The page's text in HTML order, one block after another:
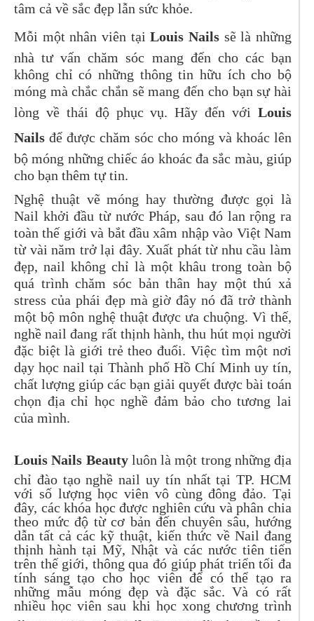
tâm cả về sắc đẹp lẫn sức khỏe.
Mỗi một nhân viên tạiLouis Nails sẽ là những
nhà tư vấn chăm sóc mang đến cho các bạn
không chỉ có những thông tin hữu ích cho bộ
móng mà chắc chắn sẽ mang đến cho bạn sự hài
lòng về thái độ phục vụ. Hãy đến với Louis
Nails để được chăm sóc cho móng và khoác lên
bộ móng những chiếc áo khoác đa sắc màu, giúp
cho bạn thêm tự tin.
Nghệ thuật vẽ móng hay thường được gọi là
Nail khởi đầu từ nước Pháp, sau đó lan rộng ra
toàn thế giới và bắt đầu xâm nhập vào Việt Nam
từ vài năm trở lại đây. Xuất phát từ nhu cầu làm
đẹp, nail không chỉ là một khâu trong toàn bộ
quá trình chăm sóc bản thân hay một thú xả
stress của phái đẹp mà giờ đây nó đã trở thành
một bộ môn nghệ thuật được ưa chuộng. Vì thế,
nghề nail đang rất thịnh hành, thu hút mọi người
đặc biệt là giới trẻ theo đuổi. Việc tìm một nơi
dạy học nail tại Thành phố Hồ Chí Minh uy tín,
chất lượng giúp các bạn giải quyết được bài toán
chọn địa chỉ học nghề đảm bảo cho tương lai
của mình.
Louis Nails Beautyluôn là một trong những địa
chỉ đào tạo nghề nail uy tín nhất tại TP. HCM
với số lượng học viên vô cùng đông đảo. Tại
đây, các khóa học được nghiên cứu và phân chia
theo mức độ từ cơ bản đến chuyên sâu, hướng
dẫn tất cả các kỹ thuật, kiến thức về Nail đang
thịnh hành tại Mỹ, Nhật và các nước tiên tiến
trên thế giới, thông qua đó giúp phát triển tối đa
tính sáng tạo cho học viên để có thể tạo ra
những mẫu móng đẹp và đặc sắc. Và có rất
nhiều học viên sau khi học xong chương trình